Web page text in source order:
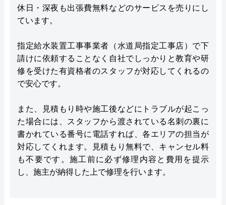
休日・深夜も出張費無料などのサービスを売りにし
ています。
指定給水装置工事事業者（水道局指定工事店）で下
請けに依頼することなく自社でしっかりと教育や研
修を受けた有資格者のスタッフが対応してくれるの
で安心です。
また、見積もり時や施工後などにトラブルが起こっ
た場合には、スタッフから渡されている名刺の裏に
書かれている番号に電話すれば、各エリアの担当が
対応してくれます。見積もり無料で、キャンセル料
も不要です。施工前に必ず修理内容と費用を提示
し、施主が納得した上で修理を行います。